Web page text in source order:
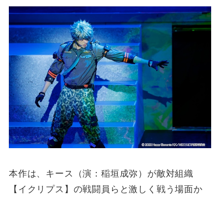
本作は、キース（演：稲垣成弥）が敵対組織
【イクリプス】の戦闘員らと激しく戦う場面か